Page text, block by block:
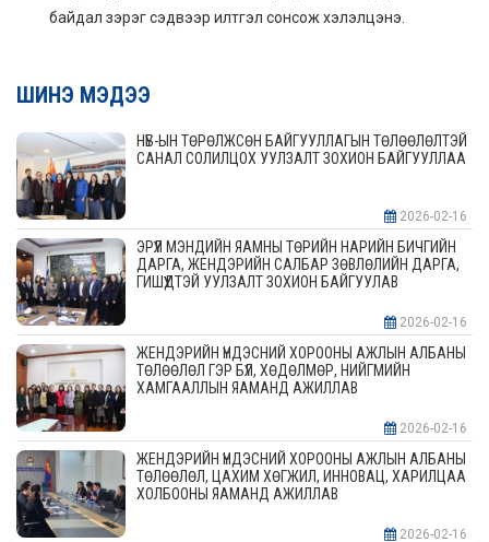
байдал зэрэг сэдвээр илтгэл сонсож хэлэлцэнэ.
ШИНЭ МЭДЭЭ
НҮБ-ЫН ТӨРӨЛЖСӨН БАЙГУУЛЛАГЫН ТӨЛӨӨЛӨЛТЭЙ
САНАЛ СОЛИЛЦОХ УУЛЗАЛТ ЗОХИОН БАЙГУУЛЛАА
2026-02-16
ЭРҮҮЛ МЭНДИЙН ЯАМНЫ ТӨРИЙН НАРИЙН БИЧГИЙН
ДАРГА, ЖЕНДЭРИЙН САЛБАР ЗӨВЛӨЛИЙН ДАРГА,
ГИШҮҮДТЭЙ УУЛЗАЛТ ЗОХИОН БАЙГУУЛАВ
2026-02-16
ЖЕНДЭРИЙН ҮНДЭСНИЙ ХОРООНЫ АЖЛЫН АЛБАНЫ
ТӨЛӨӨЛӨЛ ГЭР БҮЛ, ХӨДӨЛМӨР, НИЙГМИЙН
ХАМГААЛЛЫН ЯАМАНД АЖИЛЛАВ
2026-02-16
ЖЕНДЭРИЙН ҮНДЭСНИЙ ХОРООНЫ АЖЛЫН АЛБАНЫ
ТӨЛӨӨЛӨЛ, ЦАХИМ ХӨГЖИЛ, ИННОВАЦ, ХАРИЛЦАА
ХОЛБООНЫ ЯАМАНД АЖИЛЛАВ
2026-02-16